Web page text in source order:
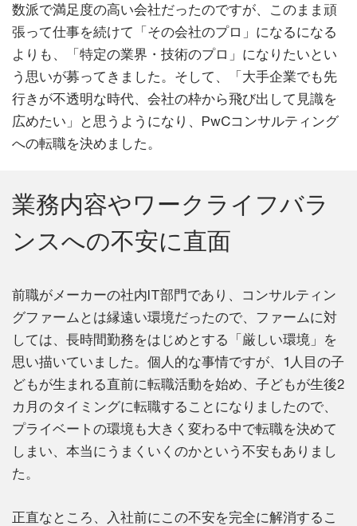
数派で満足度の高い会社だったのですが、このまま頑
張って仕事を続けて「その会社のプロ」になるになる
よりも、「特定の業界・技術のプロ」になりたいとい
う思いが募ってきました。そして、「大手企業でも先
行きが不透明な時代、会社の枠から飛び出して見識を
広めたい」と思うようになり、PwCコンサルティング
への転職を決めました。
業務内容やワークライフバラ
ンスへの不安に直面
前職がメーカーの社内IT部門であり、コンサルティン
グファームとは縁遠い環境だったので、ファームに対
しては、長時間勤務をはじめとする「厳しい環境」を
思い描いていました。個人的な事情ですが、1人目の子
どもが生まれる直前に転職活動を始め、子どもが生後2
カ月のタイミングに転職することになりましたので、
プライベートの環境も大きく変わる中で転職を決めて
しまい、本当にうまくいくのかという不安もありまし
た。
正直なところ、入社前にこの不安を完全に解消するこ